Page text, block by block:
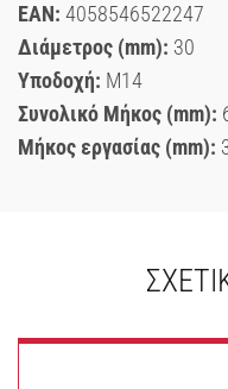
EAN: 4058546522247
Διάμετρος (mm): 30
Υποδοχή: Μ14
Συνολικό Μήκος (mm):
Μήκος εργασίας (mm):